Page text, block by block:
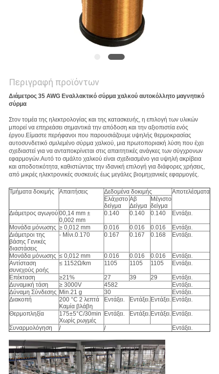
Περιγραφή προϊόντων
Διάμετρος 35 AWG Εναλλακτικό σύρμα χαλκού αυτοκόλλητο μαγνητικό
σύρμα
Στον τομέα της ηλεκτρολογίας και της κατασκευής, η επιλογή των υλικών
μπορεί να επηρεάσει σημαντικά την απόδοση και την αξιοπιστία ενός
έργου.Είμαστε περήφανοι που παρουσιάζουμε υψηλής θερμοκρασίας
αυτοσυνδετικό σμιλεμένο σύρμα χαλκού, μια πρωτοποριακή λύση που έχει
σχεδιαστεί για να ανταποκρίνεται στις απαιτητικές ανάγκες των σύγχρονων
εφαρμογών.Αυτό το σμάλτο χαλκού είναι σχεδιασμένο για υψηλή ακρίβεια
και αποδοτικότητα, καθιστώντας την ιδανική επιλογή για διάφορες χρήσεις,
από μικρές ηλεκτρονικές συσκευές έως μεγάλες βιομηχανικές εφαρμογές.
Τμήματα δοκιμής Απαιτήσεις Δεδομένα δοκιμής
Αποτελέσματα
Ελάχιστο
δείγμα
Αβ
Δείγμα
Μέγιστο
δείγμα
Διάμετρος αγωγού 00,14 mm ±
0,002 mm
0.140 0.140 0.140 Εντάξει.
Μονάδα μόνωσης ≥ 0,012 mm 0.016 0.016 0.016
Εντάξει.
Διάμετροι της
βάσης Γενικές
διαστάσεις
- Μίνι.0.170 0.167 0.167 0.168 Εντάξει.
Μονάδα μόνωσης ≤ 0,012 mm 0.016 0.016 0.016
Εντάξει.
Αντίσταση
συνεχούς ροής
≤ 1152Ω/km 1105 1105 1105 Εντάξει.
Επέκταση ≥21% 27 39 29
Εντάξει.
Δυναμική τάση
≥ 3000V 4582
Εντάξει.
Δύναμη Σύνδεσης Min.21 g 30
Εντάξει.
Διακοπή
200 °C 2 λεπτά
Καμία βλάβη
Εντάξει. Εντάξει. Εντάξει. Εντάξει.
Θερμοπληξία
175±5°C/30min
Χωρίς ρωγμές
Εντάξει. Εντάξει. Εντάξει. Εντάξει.
Συναρμολόγηση / / Εντάξει.